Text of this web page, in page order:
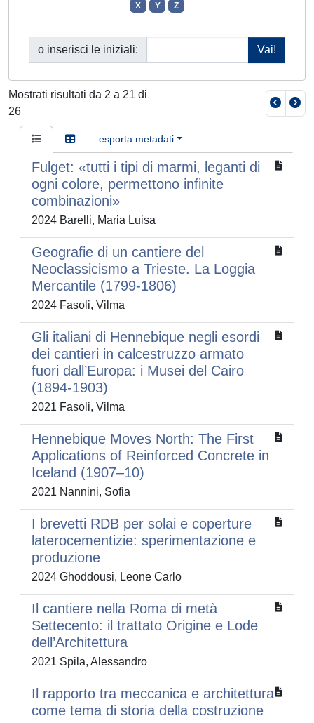
X
Y Z
o inserisci le iniziali:
Mostrati risultati da 2 a 21 di
26
esporta metadati
Fulget: «tutti i tipi di marmi, leganti di
ogni colore, permettono infinite
combinazioni»
2024 Barelli, Maria Luisa
Geografie di un cantiere del
Neoclassicismo a Trieste. La Loggia
Mercantile (1799-1806)
2024 Fasoli, Vilma
Gli italiani di Hennebique negli esordi
dei cantieri in calcestruzzo armato
fuori dall’Europa: i Musei del Cairo
(1894-1903)
2021 Fasoli, Vilma
Hennebique Moves North: The First
Applications of Reinforced Concrete in
Iceland (1907–10)
2021 Nannini, Sofia
I brevetti RDB per solai e coperture
laterocementizie: sperimentazione e
produzione
2024 Ghoddousi, Leone Carlo
Il cantiere nella Roma di metà
Settecento: il trattato Origine e Lode
dell’Architettura
2021 Spila, Alessandro
Il rapporto tra meccanica e architettura
come tema di storia della costruzione